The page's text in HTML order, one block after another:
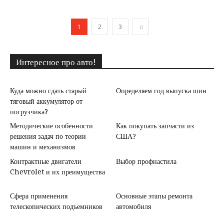
1 2 3
Интересное про авто!
Куда можно сдать старый
тяговый аккумулятор от
погрузчика?
Определяем год выпуска шин
Методические особенности
решения задач по теории
машин и механизмов
Как покупать запчасти из
США?
Контрактные двигатели
Chevrolet и их преимущества
Выбор профнастила
Сфера применения
телескопических подъемников
Основные этапы ремонта
автомобиля